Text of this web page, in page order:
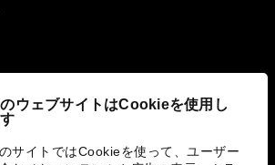
ウェブサイトはCookieを使用し
サイトではCookieを使って、ユーザー
の取り組み
)